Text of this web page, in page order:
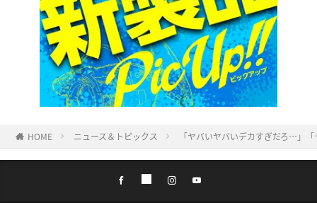
HOME ニュース＆トピックス 「ヤバいヤバいデカすぎだろ…」